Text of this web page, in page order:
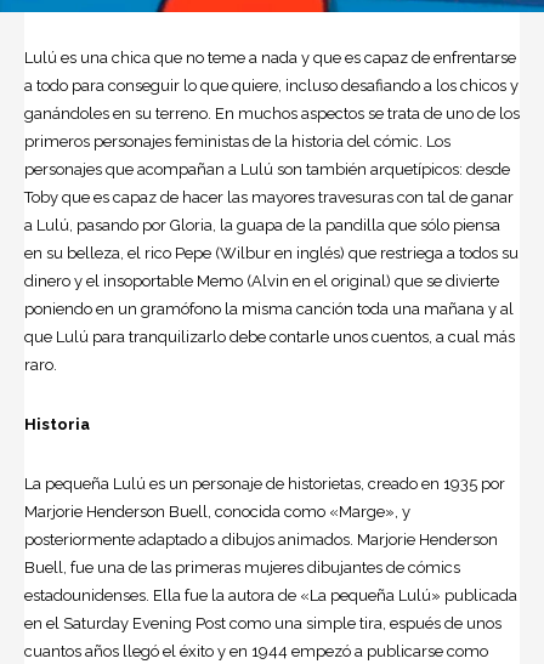
Lulú es una chica que no teme a nada y que es capaz de enfrentarse
a todo para conseguir lo que quiere, incluso desafiando a los chicos y
ganándoles en su terreno. En muchos aspectos se trata de uno de los
primeros personajes feministas de la historia del cómic. Los
personajes que acompañan a Lulú son también arquetípicos: desde
Toby que es capaz de hacer las mayores travesuras con tal de ganar
a Lulú, pasando por Gloria, la guapa de la pandilla que sólo piensa
en su belleza, el rico Pepe (Wilbur en inglés) que restriega a todos su
dinero y el insoportable Memo (Alvin en el original) que se divierte
poniendo en un gramófono la misma canción toda una mañana y al
que Lulú para tranquilizarlo debe contarle unos cuentos, a cual más
raro.
Historia
La pequeña Lulú es un personaje de historietas, creado en 1935 por
Marjorie Henderson Buell, conocida como «Marge», y
posteriormente adaptado a dibujos animados. Marjorie Henderson
Buell, fue una de las primeras mujeres dibujantes de cómics
estadounidenses. Ella fue la autora de «La pequeña Lulú» publicada
en el Saturday Evening Post como una simple tira, espués de unos
cuantos años llegó el éxito y en 1944 empezó a publicarse como